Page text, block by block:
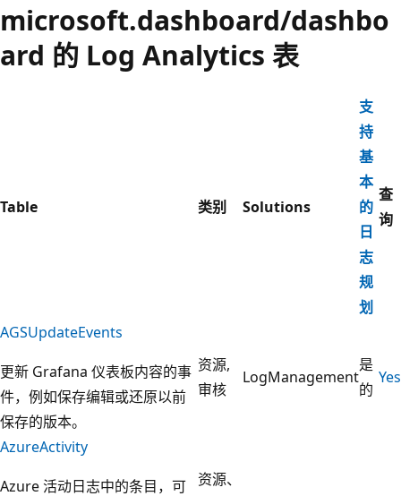
microsoft.dashboard/dashbo
ard 的 Log Analytics 表
Table 类别 Solutions
支
持
基
本
的
日
志
规
划
查
询
AGSUpdateEvents
更新 Grafana 仪表板内容的事
件，例如保存编辑或还原以前
保存的版本。
资源,
审核
LogManagement
是
的
Yes
AzureActivity
Azure 活动日志中的条目，可
资源、